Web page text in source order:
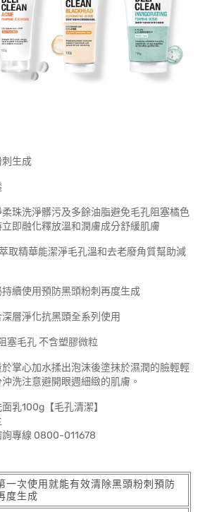
生成
珠洗淨髒污及多餘油脂避免毛孔阻塞橘色
即融化釋放溫和潤膚成分舒緩肌膚
取精華能潔淨毛孔溫和去老廢角質幫助減
續使用預防黑頭粉刺再度生成
層淨化抗黑頭全系列使用
塞毛孔 不含塑膠微粒
掌心加水揉出泡沫後塗抹於濕潤的臉輕輕
洗注意避開眼週細緻的肌膚。
乳100g【毛孔清潔】
專線 0800-011678
一次使用就能有效清除黑頭粉刺預防
度生成